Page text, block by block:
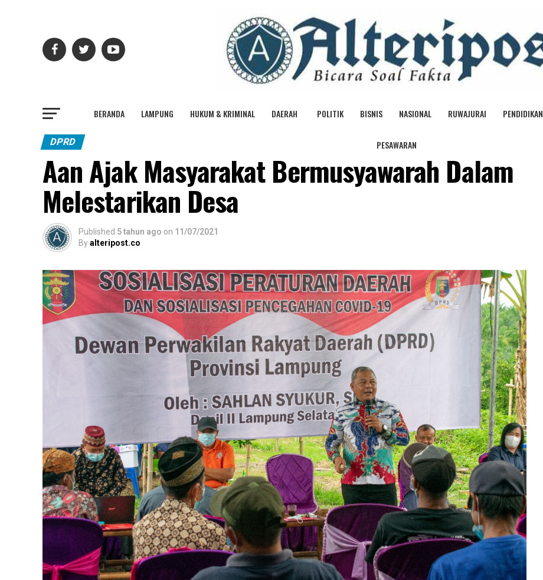
BERANDA LAMPUNG HUKUM & KRIMINAL DAERAH POLITIK BISNIS NASIONAL RUWAJURAI PENDIDIKAN
PESAWARAN
DPRD
Aan Ajak Masyarakat Bermusyawarah Dalam
Melestarikan Desa
Published 5 tahun ago on 11/07/2021
Byalteripost.co